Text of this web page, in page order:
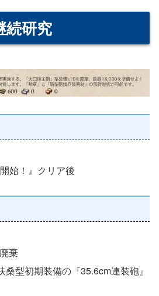
続研究
始！』クリア後
棄
型初期装備の『35.6cm連装砲』